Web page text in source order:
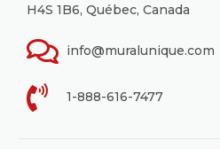
H4S 1B6, Québec, Canada
info@muralunique.com
1-888-616-7477